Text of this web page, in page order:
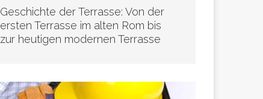
Geschichte der Terrasse: Von der
ersten Terrasse im alten Rom bis
zur heutigen modernen Terrasse